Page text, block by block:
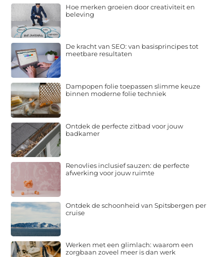
Hoe merken groeien door creativiteit en
beleving
De kracht van SEO: van basisprincipes tot
meetbare resultaten
Dampopen folie toepassen slimme keuze
binnen moderne folie techniek
Ontdek de perfecte zitbad voor jouw
badkamer
Renovlies inclusief sauzen: de perfecte
afwerking voor jouw ruimte
Ontdek de schoonheid van Spitsbergen per
cruise
Werken met een glimlach: waarom een
zorgbaan zoveel meer is dan werk